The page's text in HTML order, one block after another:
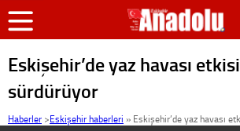
Eskişehir’de yaz havası
sürdürüyor
Haberler >Eskişehir haberleri » Eskişehir’de yaz havası